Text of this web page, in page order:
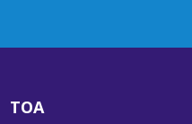
TOA